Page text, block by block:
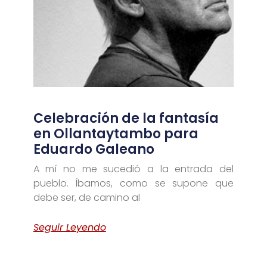
Celebración de la fantasía
en Ollantaytambo para
Eduardo Galeano
A mí no me sucedió a la entrada del
pueblo. Íbamos, como se supone que
debe ser, de camino al
Seguir Leyendo